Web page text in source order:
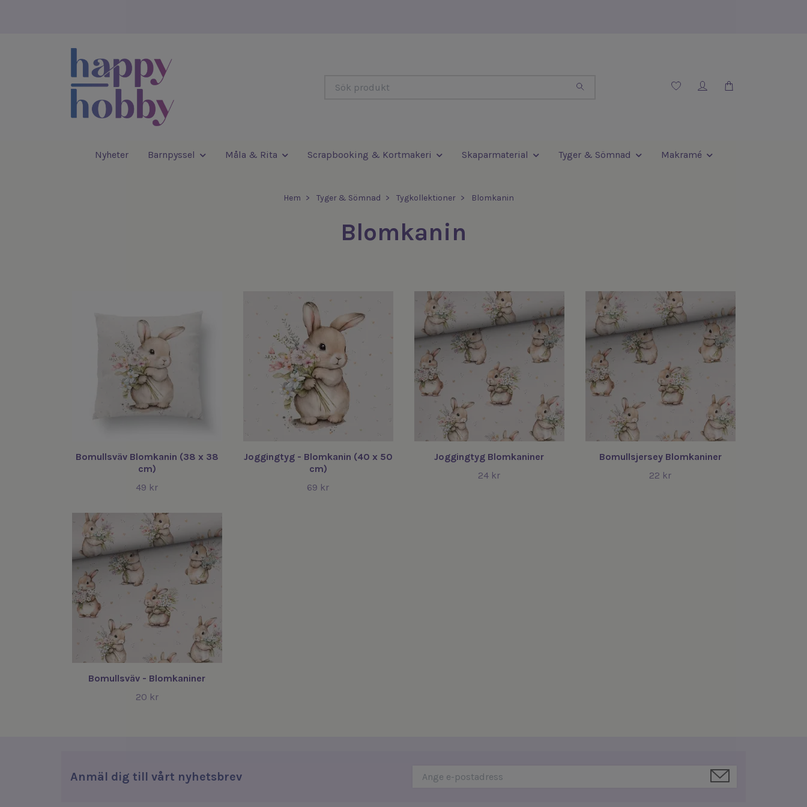
Nyheter Barnpyssel Måla & Rita Scrapbooking & Kortmakeri Skaparmaterial Tyger & Sömnad Makramé
Hem Tyger & Sömnad Tygkollektioner Blomkanin
Blomkanin
Bomullsväv Blomkanin (38 x 38
cm)
49 kr
Joggingtyg - Blomkanin (40 x 50
cm)
69 kr
Joggingtyg Blomkaniner
24 kr
Bomullsjersey Blomkaniner
22 kr
Bomullsväv - Blomkaniner
20 kr
Anmäl dig till vårt nyhetsbrev